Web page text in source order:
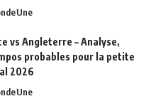
Une
vs Angleterre – Analyse,
probables pour la petite
2026
Une